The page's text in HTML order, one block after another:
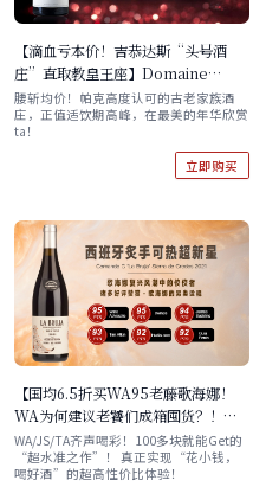
【滴血亏本价！吉恭达斯“头号酒
庄”直取教皇王座】Domaine
Santa Duc Gigondas Clos
Derriere Vieille 2015 单支/双支/
六支装
腰斩均价！帕克高度认可的古老家族酒
庄，正值适饮期高峰，在最美的年华欣赏
ta！
立即购买
【国均6.5折买WA95老藤歌海娜！
WA为何建议老饕们成箱囤货？！】
Comando G 'La Bruja' Sierra de
Gredos 2021 单支/六支/十二支
WA/JS/TA齐声喝彩！100多块就能Get的
“超水准之作”！​ 真正实现“花小钱，
喝好酒”的超高性价比体验！